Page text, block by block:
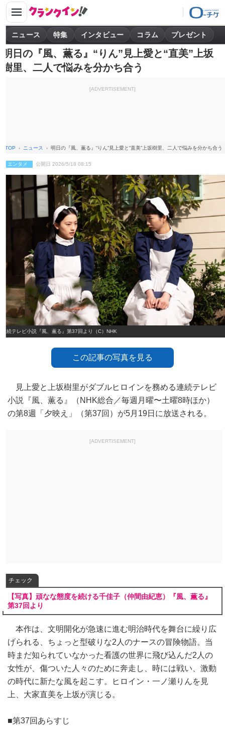
ニュース 特集 インタビュー コラム プレゼント
明日の『風、薫る』“りん”見上愛と“直美”上坂
樹里、二人で悩みを分かち合う
[ADVERTISEMENT]
TOP ニュース 明日の『風、薫る』“りん”見上愛と“直美”上坂樹里、二人で悩みを分かち合う
エンタメ 公開日 2026/5/18 08:15
連続テレビ小説『風、薫る』第37回より（C）NHK
この記事の写真を見る
見上愛と上坂樹里がダブルヒロインを務める連続テレビ
小説『風、薫る』（NHK総合／毎週月曜〜土曜8時ほか）
の第8週「夕映え」（第37回）が5月19日に放送される。
[ADVERTISEMENT]
チェック
【写真】頑なな態度を続ける千佳子（仲間由紀恵）『風、薫る』
第37回より
本作は、文明開化が急速に進む明治時代を舞台に繰り広
げられる、ちょっと型破りな2人のナースの冒険物語。当
時まだ知られていなかった看護の世界に飛び込んだ2人の
女性が、傷ついた人々のために奔走し、時には戦い、激動
の時代に新たな風を起こす。ヒロイン・一ノ瀬りんを見
上、大家直美を上坂が演じる。
■第37回あらすじ